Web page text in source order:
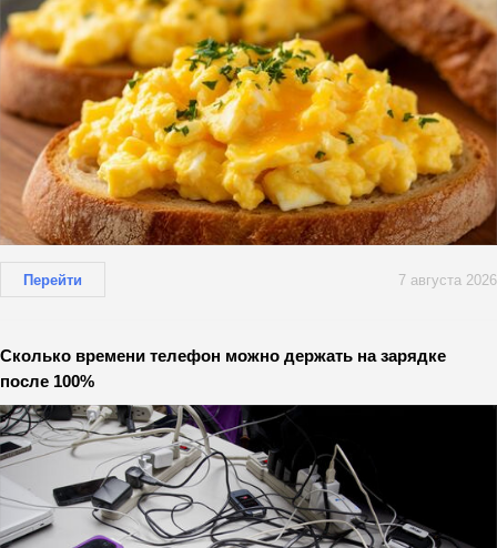
Перейти 7 августа 2026
Сколько времени телефон можно держать на зарядке
после 100%